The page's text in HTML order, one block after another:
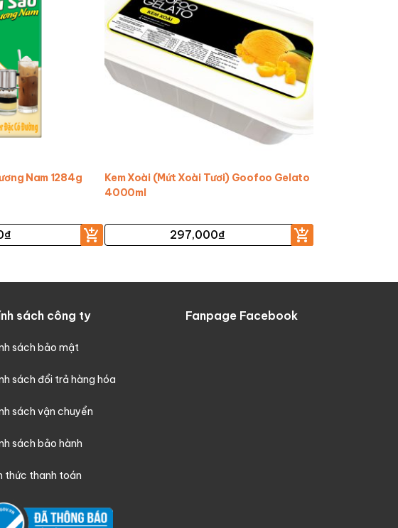
Nam 1284g
₫
Kem Xoài (Mứt Xoài Tươi) Goofoo Gelato
4000ml
297,000₫
sách công ty
sách bảo mật
sách đổi trả hàng hóa
sách vận chuyển
sách bảo hành
thức thanh toán
Fanpage Facebook